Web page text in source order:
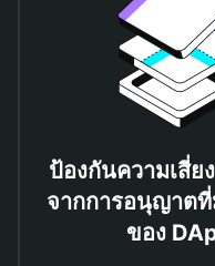
ป้องกันความเสี่ย
จากการอนุญาตที่
ของ